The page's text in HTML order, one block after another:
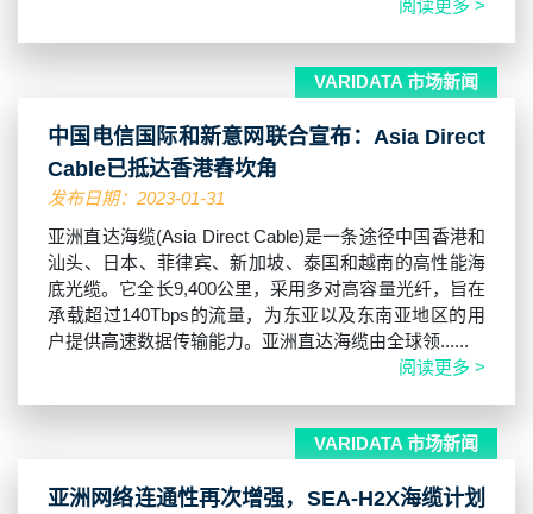
阅读更多 >
VARIDATA 市场新闻
中国电信国际和新意网联合宣布：Asia Direct
Cable已抵达香港舂坎角
发布日期：2023-01-31
亚洲直达海缆(Asia Direct Cable)是一条途径中国香港和
汕头、日本、菲律宾、新加坡、泰国和越南的高性能海
底光缆。它全长9,400公里，采用多对高容量光纤，旨在
承载超过140Tbps的流量，为东亚以及东南亚地区的用
户提供高速数据传输能力。亚洲直达海缆由全球领......
阅读更多 >
VARIDATA 市场新闻
亚洲网络连通性再次增强，SEA-H2X海缆计划